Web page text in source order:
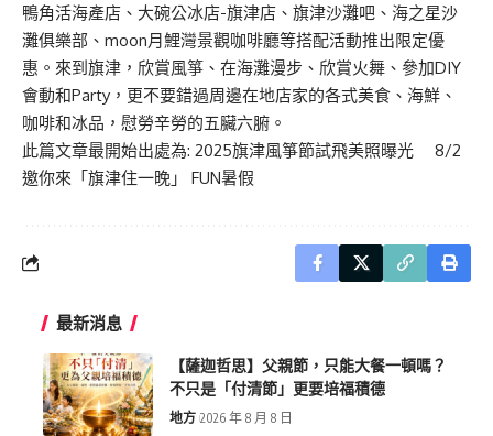
鴨角活海產店、大碗公冰店-旗津店、旗津沙灘吧、海之星沙
灘俱樂部、moon月鯉灣景觀咖啡廳等搭配活動推出限定優
惠。來到旗津，欣賞風箏、在海灘漫步、欣賞火舞、參加DIY
會動和Party，更不要錯過周邊在地店家的各式美食、海鮮、
咖啡和冰品，慰勞辛勞的五臟六腑。
此篇文章最開始出處為: 2025旗津風箏節試飛美照曝光 8/2
邀你來「旗津住一晚」 FUN暑假
最新消息
【薩迦哲思】父親節，只能大餐一頓嗎？
不只是「付清節」更要培福積德
地方 2026 年 8 月 8 日